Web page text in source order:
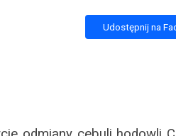
Udostępnij na